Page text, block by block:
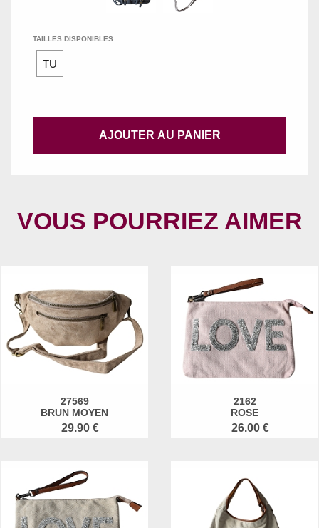
TAILLES DISPONIBLES
TU
AJOUTER AU PANIER
VOUS POURRIEZ AIMER
27569
BRUN MOYEN
29.90 €
2162
ROSE
26.00 €